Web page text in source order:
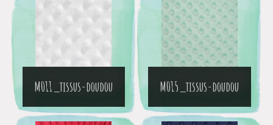
M011_tissus-doudou M015_tissus-doudou